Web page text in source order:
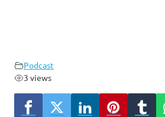
Podcast
3 views